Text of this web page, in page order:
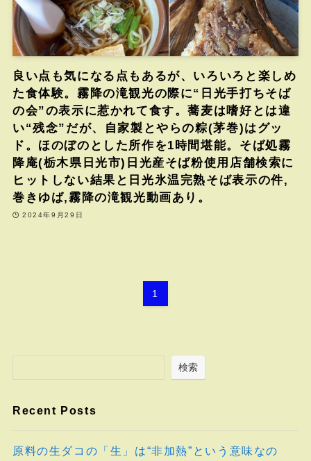
良い点も気になる点もあるが、いろいろと楽しめ
た食体験。霧降の滝観光の際に“日光手打ちそば
の会”の表示に惹かれて食す。蕎麦は嗜好とは違
い“残念”だが、自家製とやらの粽(茅巻)はグッ
ド。ほのぼのとした所作を1時間堪能。そば処霧
降庵(栃木県日光市)日光産そば粉使用店舗検索に
ヒットしない結果と日光氷温完熟そば表示の件,
巻きゆば,霧降の滝観光動画あり。
2024年9月29日
1
検索
Recent Posts
原料の生ダコの「生」は“非加熱”という意味なの